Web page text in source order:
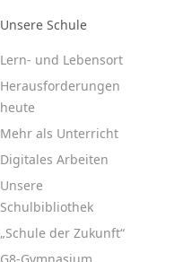
Unsere Schule
Lern- und Lebensort
Herausforderungen
heute
Mehr als Unterricht
Digitales Arbeiten
Unsere
Schulbibliothek
„Schule der Zukunft“